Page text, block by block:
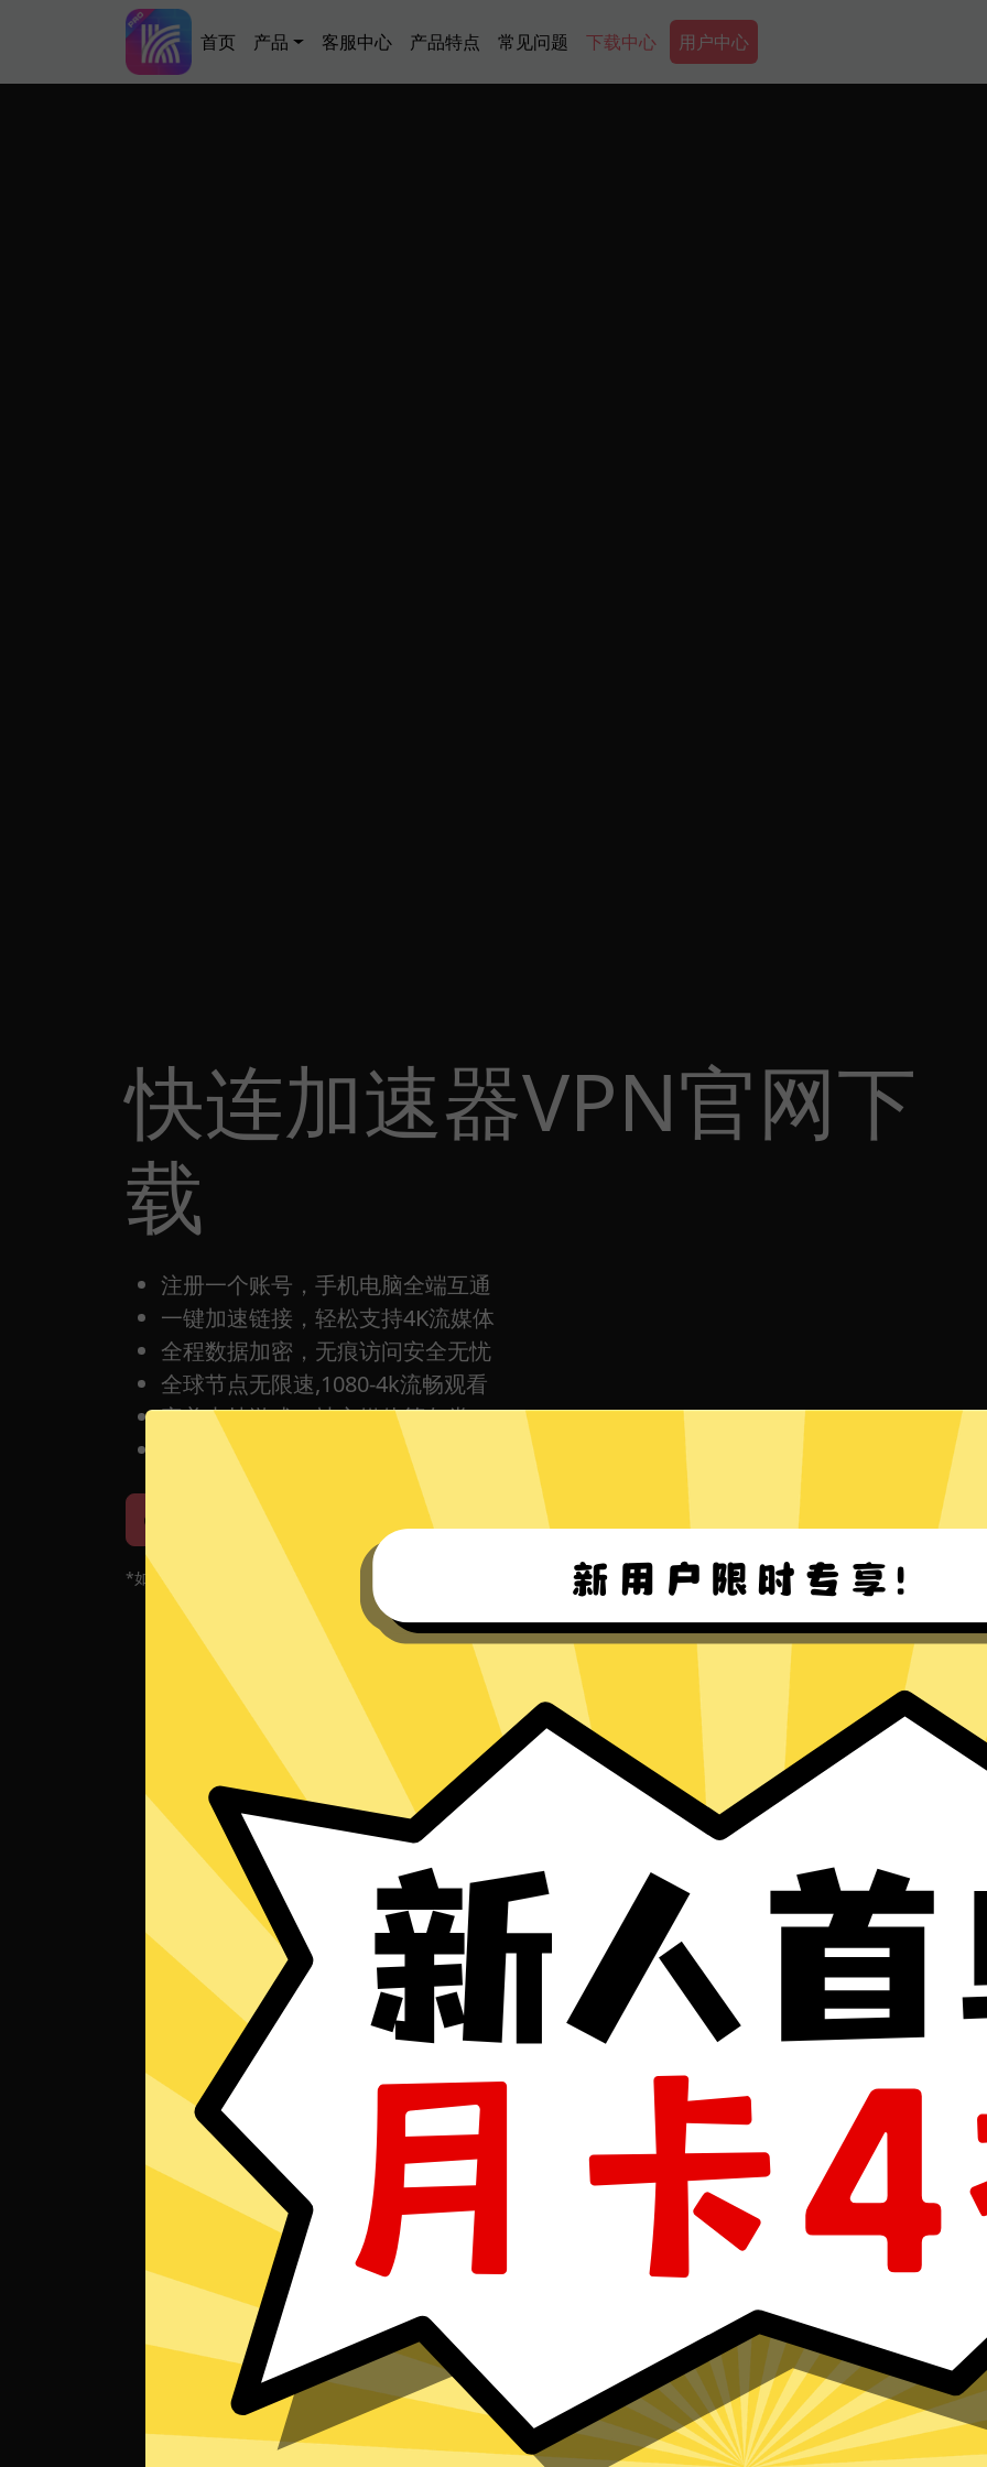
Main navigation
首页 产品 客服中心 产品特点 常见问题 下载中心 Secondary Menu
用户中心
快连加速器VPN官网下
载
注册一个账号，手机电脑全端互通
一键加速链接，轻松支持4K流媒体
全程数据加密，无痕访问安全无忧
全球节点无限速,1080-4k流畅观看
完美支持游戏，社交媒体等各类App
每日签到打卡都有免费时间
Win8-11 下载 Mac下载
*如果您的App当前遇到问题，请重新下载App！